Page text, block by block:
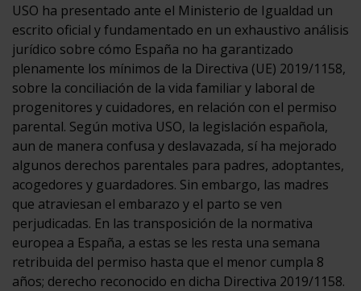
USO ha presentado ante el Ministerio de Igualdad un
escrito oficial y fundamentado en un exhaustivo análisis
jurídico sobre cómo España no ha garantizado
plenamente los mínimos de la Directiva (UE) 2019/1158,
sobre la conciliación de la vida familiar y laboral de
progenitores y cuidadores, en relación con el permiso
parental. Según motiva USO, la legislación española,
aun de manera confusa y deslavazada, sí ha mejorado
algunos derechos parentales para padres, adoptantes,
acogedores y guardadores. Sin embargo, las madres
que atraviesan el embarazo y el parto se ven
perjudicadas. En las transposición de la normativa
europea a España, a estas se les resta una semana
retribuida del permiso hasta que el menor cumpla 8
años; derecho reconocido en dicha Directiva 2019/1158.